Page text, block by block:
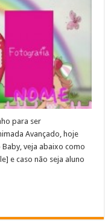
para ser
Avançado, hoje
veja abaixo como
e caso não seja aluno